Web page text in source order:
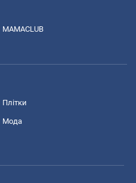
MAMACLUB
Плітки
Мода